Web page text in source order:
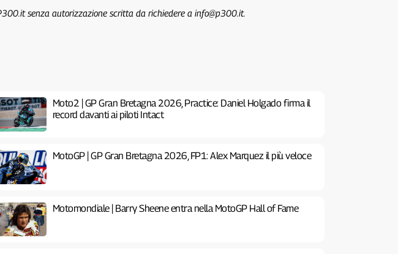
senza autorizzazione scritta da richiedere a info@p300.it.
Moto2 | GP Gran Bretagna 2026, Practice: Daniel Holgado firma il
record davanti ai piloti Intact
MotoGP | GP Gran Bretagna 2026, FP1: Alex Marquez il più veloce
Motomondiale | Barry Sheene entra nella MotoGP Hall of Fame